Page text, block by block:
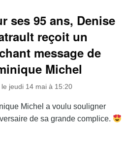
ses 95 ans, Denise
reçoit un
message de
Michel
le jeudi 14 mai à 15:20
Michel a voulu souligner
de sa grande complice.